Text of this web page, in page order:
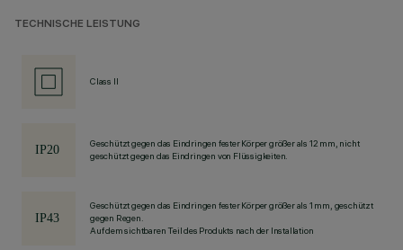
TECHNISCHE LEISTUNG
Class II
Geschützt gegen das Eindringen fester Körper größer als 12 mm, nicht
geschützt gegen das Eindringen von Flüssigkeiten.
Geschützt gegen das Eindringen fester Körper größer als 1 mm, geschützt
gegen Regen.
Auf dem sichtbaren Teil des Produkts nach der Installation